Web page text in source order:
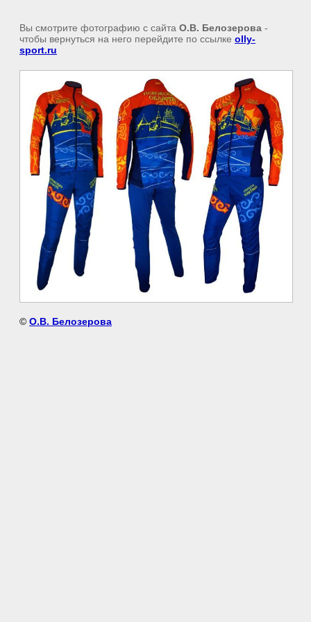
Вы смотрите фотографию с сайта О.В. Белозерова -
чтобы вернуться на него перейдите по ссылке olly-
sport.ru
© О.В. Белозерова